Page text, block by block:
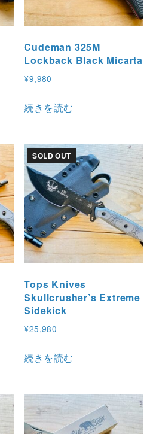
Cudeman 325M
Lockback Black Micarta
¥9,980
続きを読む
SOLD OUT
Tops Knives
Skullcrusher’s Extreme
Sidekick
¥25,980
続きを読む